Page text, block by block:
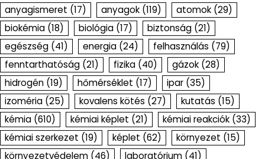
anyagismeret (17) anyagok (119) atomok (29)
biokémia (18) biológia (17) biztonság (21)
egészség (41) energia (24) felhasználás (79)
fenntarthatóság (21) fizika (40) gázok (28)
hidrogén (19) hőmérséklet (17) ipar (35)
izoméria (25) kovalens kötés (27) kutatás (15)
kémia (610) kémiai képlet (21) kémiai reakciók (33)
kémiai szerkezet (19) képlet (62) környezet (15)
környezetvédelem (46) laboratórium (41)